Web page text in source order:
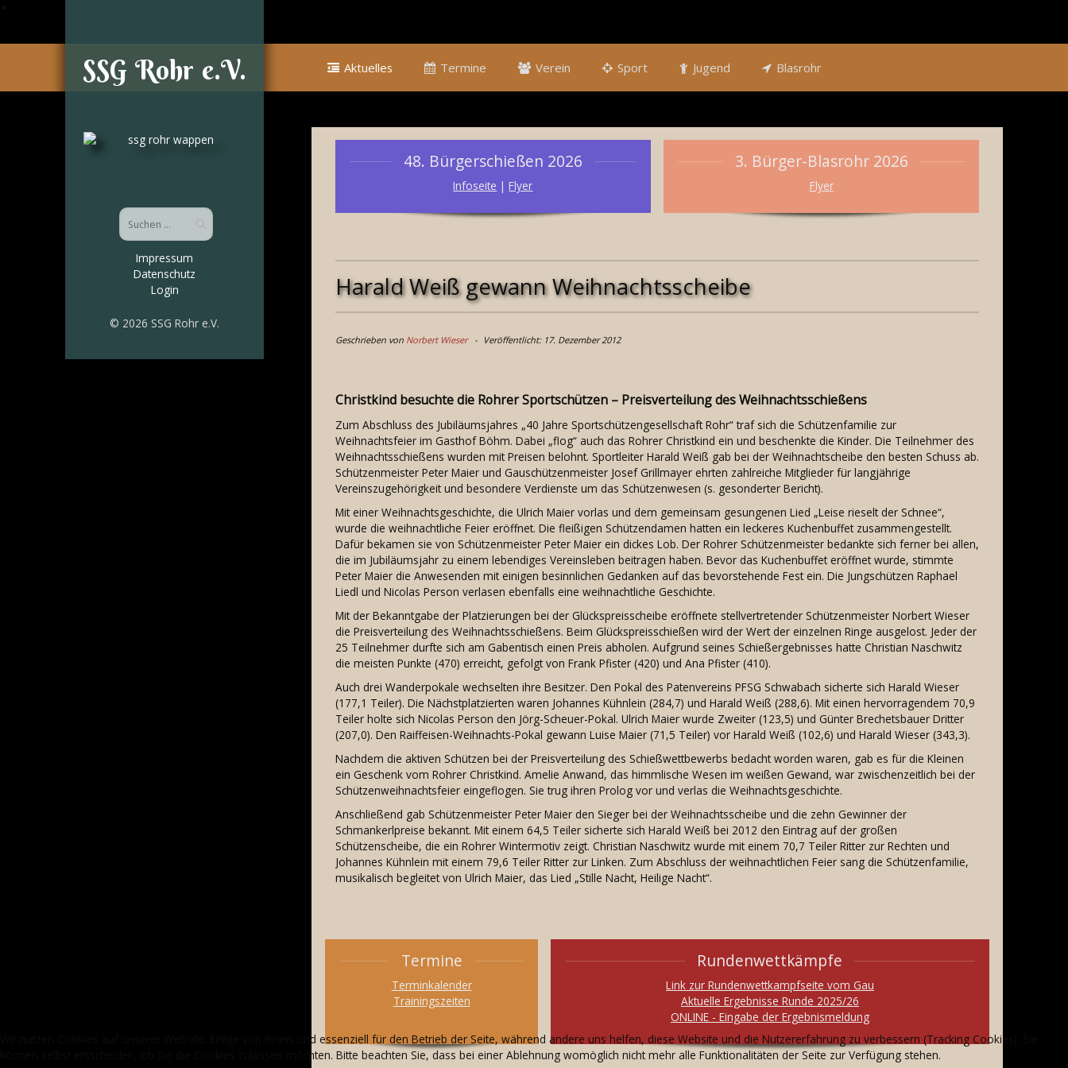
SSG Rohr e.V.
Impressum
Datenschutz
Login
© 2026 SSG Rohr e.V.
Aktuelles Termine Verein Sport Jugend Blasrohr
48. Bürgerschießen 2026
Infoseite | Flyer
3. Bürger-Blasrohr 2026
Flyer
Harald Weiß gewann Weihnachtsscheibe
Geschrieben von Norbert Wieser Veröffentlicht: 17. Dezember 2012
Christkind besuchte die Rohrer Sportschützen – Preisverteilung des Weihnachtsschießens
Zum Abschluss des Jubiläumsjahres „40 Jahre Sportschützengesellschaft Rohr“ traf sich die Schützenfamilie zur
Weihnachtsfeier im Gasthof Böhm. Dabei „flog“ auch das Rohrer Christkind ein und beschenkte die Kinder. Die Teilnehmer des
Weihnachtsschießens wurden mit Preisen belohnt. Sportleiter Harald Weiß gab bei der Weihnachtscheibe den besten Schuss ab.
Schützenmeister Peter Maier und Gauschützenmeister Josef Grillmayer ehrten zahlreiche Mitglieder für langjährige
Vereinszugehörigkeit und besondere Verdienste um das Schützenwesen (s. gesonderter Bericht).
Mit einer Weihnachtsgeschichte, die Ulrich Maier vorlas und dem gemeinsam gesungenen Lied „Leise rieselt der Schnee“,
wurde die weihnachtliche Feier eröffnet. Die fleißigen Schützendamen hatten ein leckeres Kuchenbuffet zusammengestellt.
Dafür bekamen sie von Schützenmeister Peter Maier ein dickes Lob. Der Rohrer Schützenmeister bedankte sich ferner bei allen,
die im Jubiläumsjahr zu einem lebendiges Vereinsleben beitragen haben. Bevor das Kuchenbuffet eröffnet wurde, stimmte
Peter Maier die Anwesenden mit einigen besinnlichen Gedanken auf das bevorstehende Fest ein. Die Jungschützen Raphael
Liedl und Nicolas Person verlasen ebenfalls eine weihnachtliche Geschichte.
Mit der Bekanntgabe der Platzierungen bei der Glückspreisscheibe eröffnete stellvertretender Schützenmeister Norbert Wieser
die Preisverteilung des Weihnachtsschießens. Beim Glückspreisschießen wird der Wert der einzelnen Ringe ausgelost. Jeder der
25 Teilnehmer durfte sich am Gabentisch einen Preis abholen. Aufgrund seines Schießergebnisses hatte Christian Naschwitz
die meisten Punkte (470) erreicht, gefolgt von Frank Pfister (420) und Ana Pfister (410).
Auch drei Wanderpokale wechselten ihre Besitzer. Den Pokal des Patenvereins PFSG Schwabach sicherte sich Harald Wieser
(177,1 Teiler). Die Nächstplatzierten waren Johannes Kühnlein (284,7) und Harald Weiß (288,6). Mit einen hervorragendem 70,9
Teiler holte sich Nicolas Person den Jörg-Scheuer-Pokal. Ulrich Maier wurde Zweiter (123,5) und Günter Brechetsbauer Dritter
(207,0). Den Raiffeisen-Weihnachts-Pokal gewann Luise Maier (71,5 Teiler) vor Harald Weiß (102,6) und Harald Wieser (343,3).
Nachdem die aktiven Schützen bei der Preisverteilung des Schießwettbewerbs bedacht worden waren, gab es für die Kleinen
ein Geschenk vom Rohrer Christkind. Amelie Anwand, das himmlische Wesen im weißen Gewand, war zwischenzeitlich bei der
Schützenweihnachtsfeier eingeflogen. Sie trug ihren Prolog vor und verlas die Weihnachtsgeschichte.
Anschließend gab Schützenmeister Peter Maier den Sieger bei der Weihnachtsscheibe und die zehn Gewinner der
Schmankerlpreise bekannt. Mit einem 64,5 Teiler sicherte sich Harald Weiß bei 2012 den Eintrag auf der großen
Schützenscheibe, die ein Rohrer Wintermotiv zeigt. Christian Naschwitz wurde mit einem 70,7 Teiler Ritter zur Rechten und
Johannes Kühnlein mit einem 79,6 Teiler Ritter zur Linken. Zum Abschluss der weihnachtlichen Feier sang die Schützenfamilie,
musikalisch begleitet von Ulrich Maier, das Lied „Stille Nacht, Heilige Nacht“.
Termine
Terminkalender
Trainingszeiten
Rundenwettkämpfe
Link zur Rundenwettkampfseite vom Gau
Aktuelle Ergebnisse Runde 2025/26
ONLINE - Eingabe der Ergebnismeldung
Wir nutzen Cookies auf unserer Website. Einige von ihnen sind essenziell für den Betrieb der Seite, während andere uns helfen, diese Website und die Nutzererfahrung zu verbessern (Tracking Cookies). Sie
können selbst entscheiden, ob Sie die Cookies zulassen möchten. Bitte beachten Sie, dass bei einer Ablehnung womöglich nicht mehr alle Funktionalitäten der Seite zur Verfügung stehen.